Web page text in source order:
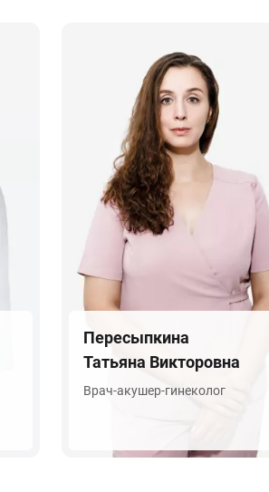
Пересыпкина
Татьяна Викторовна
Врач-акушер-гинеколог